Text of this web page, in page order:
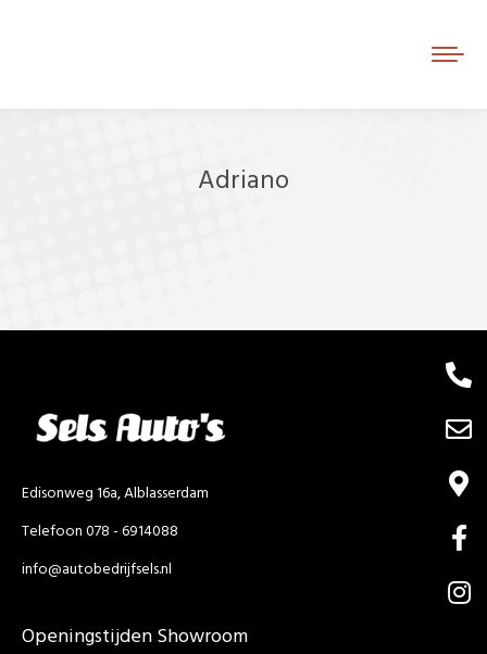
Adriano
Edisonweg 16a, Alblasserdam
Telefoon 078 - 6914088
info@autobedrijfsels.nl
Openingstijden Showroom